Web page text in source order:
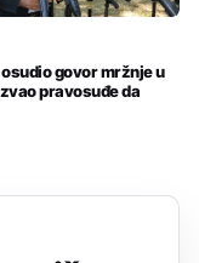
govor mržnje u
pravosuđe da